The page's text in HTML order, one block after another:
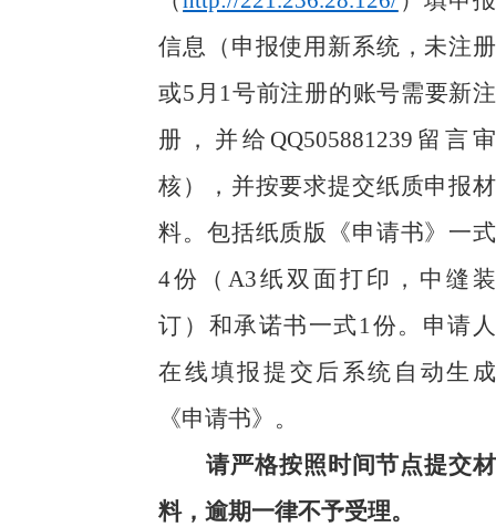
信息（申报使用新系统，未注册
或5月1号前注册的账号需要新注
册，并给QQ505881239留言审
核），并按要求提交纸质申报材
料。包括纸质版《申请书》一式
4份
（ A3纸双面打印，中缝装
订 ）和承诺书一式1份。 申请人
在线填报提交后系统自动生成
《申请书》 。
请严格按照时间节点提交材
料，逾期一律不予受理。